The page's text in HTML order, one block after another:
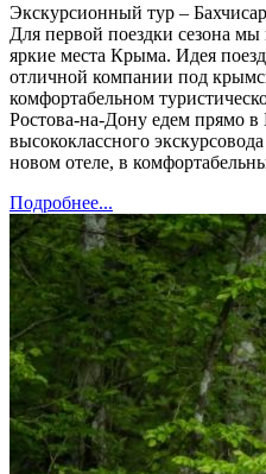
Экскурсионный тур –
Для первой поездки сезона
яркие места Крыма. Идея
отличной компании под
комфортабельном
Ростова-на-Дону едем прямо
высококлассного
новом отеле, в
Подробнее...